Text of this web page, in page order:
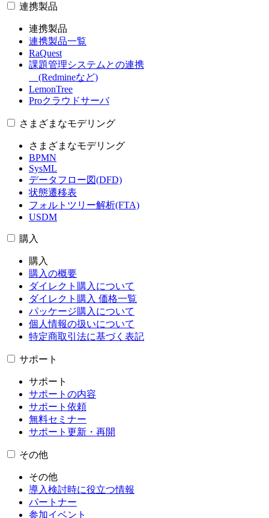
連携製品
連携製品
連携製品一覧
RaQuest
課題管理システムとの連携
(Redmineなど)
LemonTree
Proクラウドサーバ
さまざまなモデリング
さまざまなモデリング
BPMN
SysML
データフロー図(DFD)
状態遷移表
フォルトツリー解析(FTA)
USDM
購入
購入
購入の概要
ダイレクト購入について
ダイレクト購入 価格一覧
パッケージ購入について
個人情報の扱いについて
特定商取引法に基づく表記
サポート
サポート
サポートの内容
サポート依頼
無料セミナー
サポート更新・再開
その他
その他
導入検討時に役立つ情報
パートナー
参加イベント